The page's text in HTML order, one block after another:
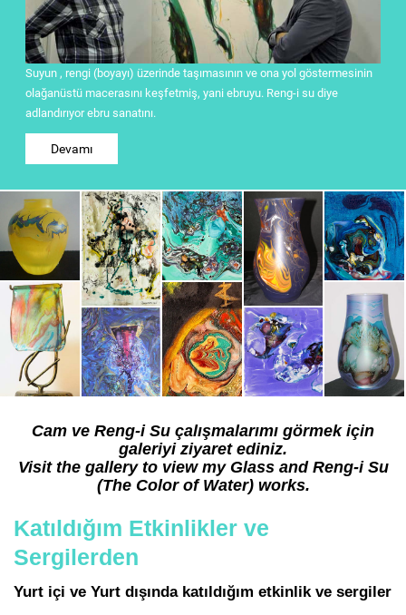
Suyun , rengi (boyayı) üzerinde taşımasının ve ona yol göstermesinin
olağanüstü macerasını keşfetmiş, yani ebruyu. Reng-i su diye
adlandırıyor ebru sanatını.
Devamı
Cam ve Reng-i Su çalışmalarımı görmek için
galeriyi ziyaret ediniz.
Visit the gallery to view my Glass and Reng-i Su
(The Color of Water) works.
Katıldığım Etkinlikler ve
Sergilerden
Yurt içi ve Yurt dışında katıldığım etkinlik ve sergiler
24 Kasım 2025